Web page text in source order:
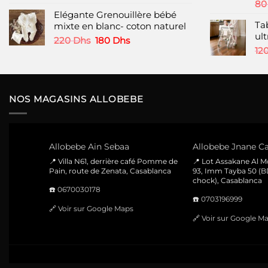
initial
était :
60 Dhs.
actuel
est :
49 Dhs.
Elégante Grenouillère bébé
mixte en blanc- coton naturel
220Dhs Le
était :
180 DhsLe
est :
NOS MAGASINS ALLOBEBE
Allobebe Ain Sebaa
📍 Villa N61, derrière café Pomme de
Pain, route de Zenata, Casablanca
☎️ 0670030178
🔗 Voir sur Google Maps
Allobebe Jnane
📍 Lot Assakane Al
93, Imm Tayba 50
chock), Casablanca
☎️ 0703196999
🔗 Voir sur Google